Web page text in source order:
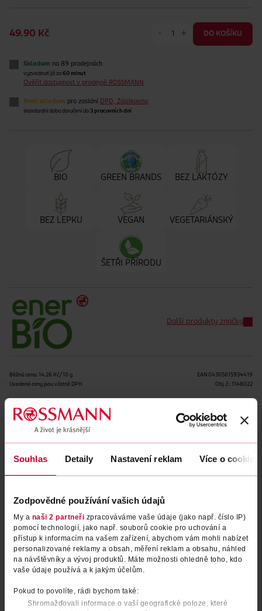
Souhlas Detaily Nastavení reklam Více o cookies
Zodpovědné používání vašich údajů
My a naši 2 partneři zpracováváme vaše údaje (jako např. číslo IP)
pomocí technologií, jako např. souborů cookie pro uchování a
přístup k informacím na vašem zařízení, abychom vám mohli nabízet
personalizované reklamy a obsah, měření reklam a obsahu, náhled
na návštěvníky a vývoj produktů. Máte možnosti ohledně toho, kdo
vaše údaje používá a k jakým účelům.
Pokud to povolíte, rádi bychom také:
Shromažďovali informace o vaší geografické poloze, které
49.90 Kč - + DO KOŠÍKU
Skladem na 89 prodejnách
vyzvednutí již za 60 minut
Ověřit dostupnost v prodejně ROSSMANN
Není skladem pro zaslání DPD, Zásilkovna
standardní doba doručení do 3 pracovních dní
BIO GREEN BRANDS BEZ LAKTÓZY
BEZ LEPKU VEGAN VEGETARIÁNSKÝ
ŠETŘI PŘÍRODU
Další produkty značky
Běžná cena: 14.26 Kč/10 g
Uvedené ceny jsou včetně DPH
EAN 04305615934419
Obj. č.: 1148022
Podobné produkty
Načíst znovu